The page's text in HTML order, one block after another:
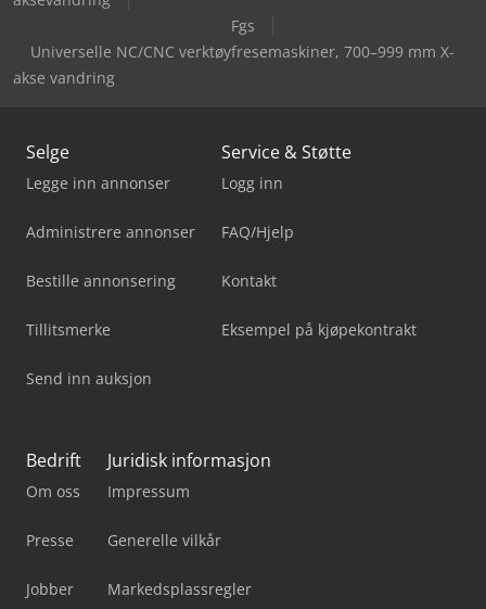
Fgs
Universelle NC/CNC verktøyfresemaskiner, 700–999 mm X-
akse vandring
Selge
Legge inn annonser
Administrere annonser
Bestille annonsering
Tillitsmerke
Send inn auksjon
Service & Støtte
Logg inn
FAQ/Hjelp
Kontakt
Eksempel på kjøpekontrakt
Bedrift
Om oss
Presse
Jobber
Juridisk informasjon
Impressum
Generelle vilkår
Markedsplassregler